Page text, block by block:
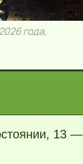
года,
13 —